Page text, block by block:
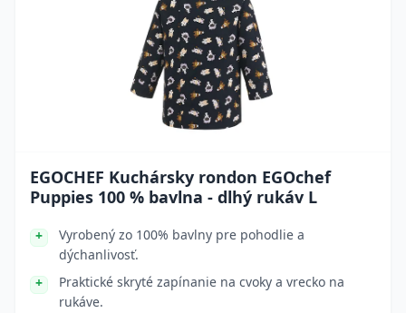
EGOCHEF Kuchársky rondon EGOchef
Puppies 100 % bavlna - dlhý rukáv L
Vyrobený zo 100% bavlny pre pohodlie a
dýchanlivosť.
Praktické skryté zapínanie na cvoky a vrecko na
rukáve.